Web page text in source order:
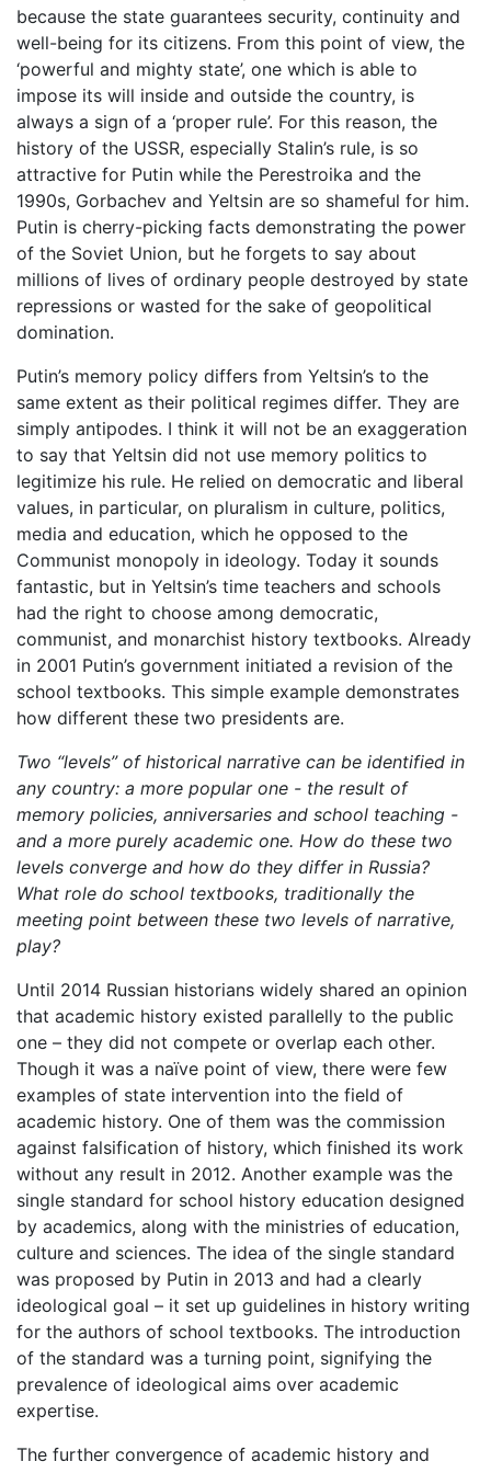
because the state guarantees security, continuity and
well-being for its citizens. From this point of view, the
‘powerful and mighty state’, one which is able to
impose its will inside and outside the country, is
always a sign of a ‘proper rule’. For this reason, the
history of the USSR, especially Stalin’s rule, is so
attractive for Putin while the Perestroika and the
1990s, Gorbachev and Yeltsin are so shameful for him.
Putin is cherry-picking facts demonstrating the power
of the Soviet Union, but he forgets to say about
millions of lives of ordinary people destroyed by state
repressions or wasted for the sake of geopolitical
domination.
Putin’s memory policy differs from Yeltsin’s to the
same extent as their political regimes differ. They are
simply antipodes. I think it will not be an exaggeration
to say that Yeltsin did not use memory politics to
legitimize his rule. He relied on democratic and liberal
values, in particular, on pluralism in culture, politics,
media and education, which he opposed to the
Communist monopoly in ideology. Today it sounds
fantastic, but in Yeltsin’s time teachers and schools
had the right to choose among democratic,
communist, and monarchist history textbooks. Already
in 2001 Putin’s government initiated a revision of the
school textbooks. This simple example demonstrates
how different these two presidents are.
Two “levels” of historical narrative can be identified in
any country: a more popular one - the result of
memory policies, anniversaries and school teaching -
and a more purely academic one. How do these two
levels converge and how do they differ in Russia?
What role do school textbooks, traditionally the
meeting point between these two levels of narrative,
play?
Until 2014 Russian historians widely shared an opinion
that academic history existed parallelly to the public
one – they did not compete or overlap each other.
Though it was a naïve point of view, there were few
examples of state intervention into the field of
academic history. One of them was the commission
against falsification of history, which finished its work
without any result in 2012. Another example was the
single standard for school history education designed
by academics, along with the ministries of education,
culture and sciences. The idea of the single standard
was proposed by Putin in 2013 and had a clearly
ideological goal – it set up guidelines in history writing
for the authors of school textbooks. The introduction
of the standard was a turning point, signifying the
prevalence of ideological aims over academic
expertise.
The further convergence of academic history and